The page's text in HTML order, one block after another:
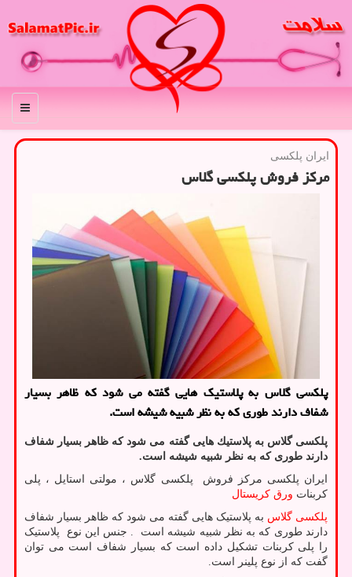
منو
ایران پلکسی
مرکز فروش پلکسی گلاس
پلکسی گلاس به پلاستیک هایی گفته می شود که ظاهر بسیار
شفاف دارند طوری که به نظر شبیه شیشه است.
پلكسی گلاس به پلاستیك هایی گفته می شود كه ظاهر بسیار شفاف
دارند طوری كه به نظر شبیه شیشه است.
ایران پلکسی مرکز فروش پلکسی گلاس ، مولتی استایل ، پلی
کربنات ورق کریستال
پلکسی گلاس به پلاستیک هایی گفته می شود که ظاهر بسیار شفاف
دارند طوری که به نظر شبیه شیشه است
جنس این نوع پلاستیک
را پلی کربنات تشکیل داده است که بسیار شفاف است می توان
گفت که از نوع پلینر است.